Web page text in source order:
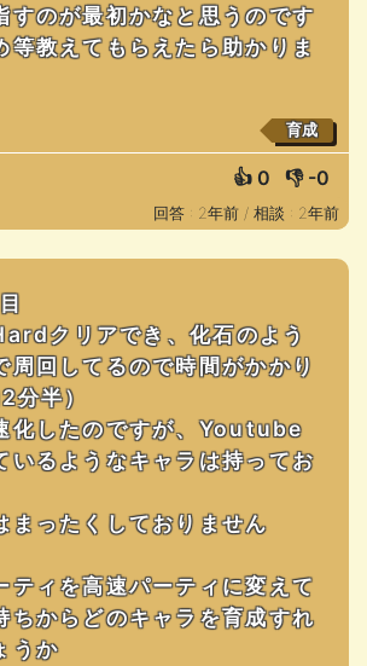
すのが最初かなと思うのです
等教えてもらえたら助かりま
育成
👍 0 👎 -0
回答 : 2年前 / 相談 : 2年前
クリアでき、化石のよう
周回してるので時間がかかり
分半）
化したのですが、Youtube
いるようなキャラは持ってお
まったくしておりません
ティを高速パーティに変えて
ちからどのキャラを育成すれ
うか